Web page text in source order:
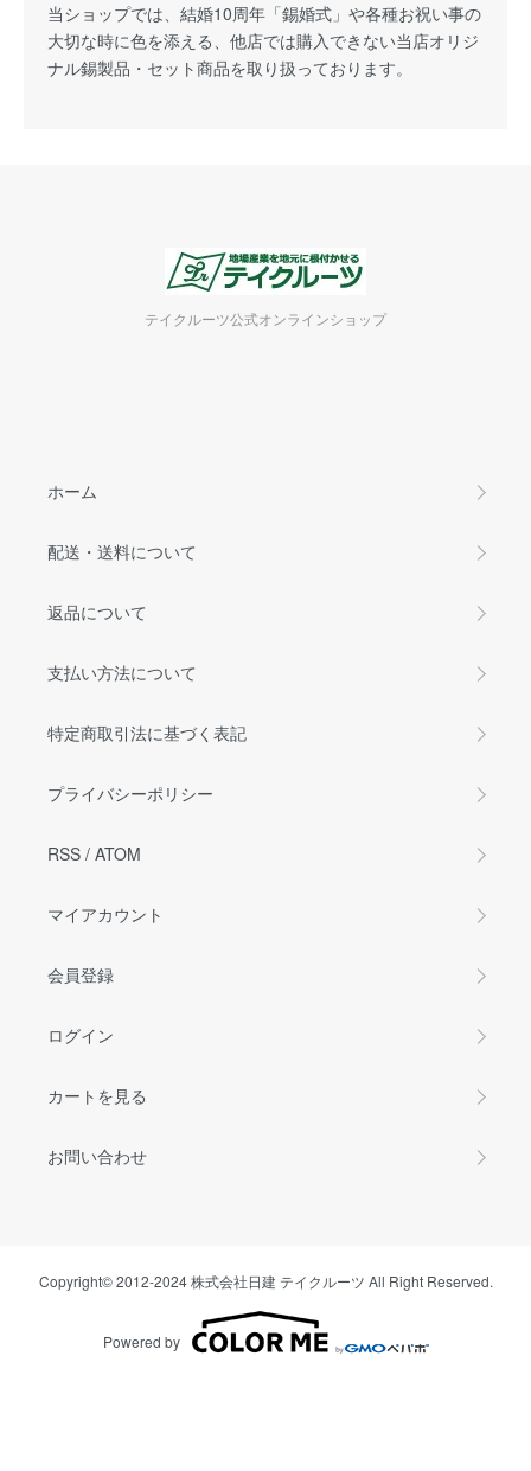
当ショップでは、結婚10周年「錫婚式」や各種お祝い事の
大切な時に色を添える、他店では購入できない当店オリジ
ナル錫製品・セット商品を取り扱っております。
テイクルーツ公式オンラインショップ
ホーム
配送・送料について
返品について
支払い方法について
特定商取引法に基づく表記
プライバシーポリシー
RSS / ATOM
マイアカウント
会員登録
ログイン
カートを見る
お問い合わせ
Copyright© 2012-2024 株式会社日建 テイクルーツ All Right Reserved.
Powered by